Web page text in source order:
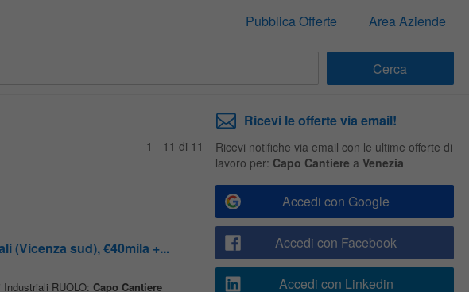
Pubblica Offerte Area Aziende
1 - 11 di 11
(Vicenza sud), €40mila +...
RUOLO: Capo Cantiere
Ricevi le offerte via email!
Ricevi notifiche via email con le ultime offerte di
lavoro per: Capo Cantiere a Venezia
Accedi con Google
Accedi con Facebook
Accedi con Linkedin